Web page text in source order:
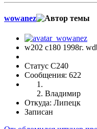
wowanez
w202 c180 1998г.
Статус C240
Сообщения: 622
Владимир
Откуда: Липецк
Записан